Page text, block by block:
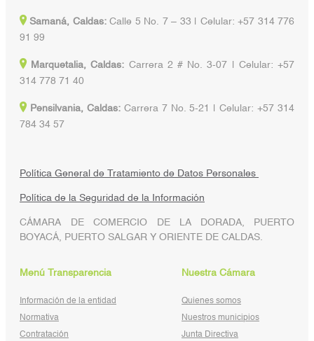
Samaná, Caldas:Calle 5 No. 7 – 33 | Celular: +57 314 776
91 99
Marquetalia, Caldas: Carrera 2 # No. 3-07 | Celular: +57
314 778 71 40
Pensilvania, Caldas:Carrera 7 No. 5-21 | Celular: +57 314
784 34 57
Política General de Tratamiento de Datos Personales
Política de la Seguridad de la Información
CÁMARA DE COMERCIO DE LA DORADA, PUERTO
BOYACÁ, PUERTO SALGAR Y ORIENTE DE CALDAS.
Menú Transparencia
Información de la entidad
Normativa
Contratación
Nuestra Cámara
Quienes somos
Nuestros municipios
Junta Directiva